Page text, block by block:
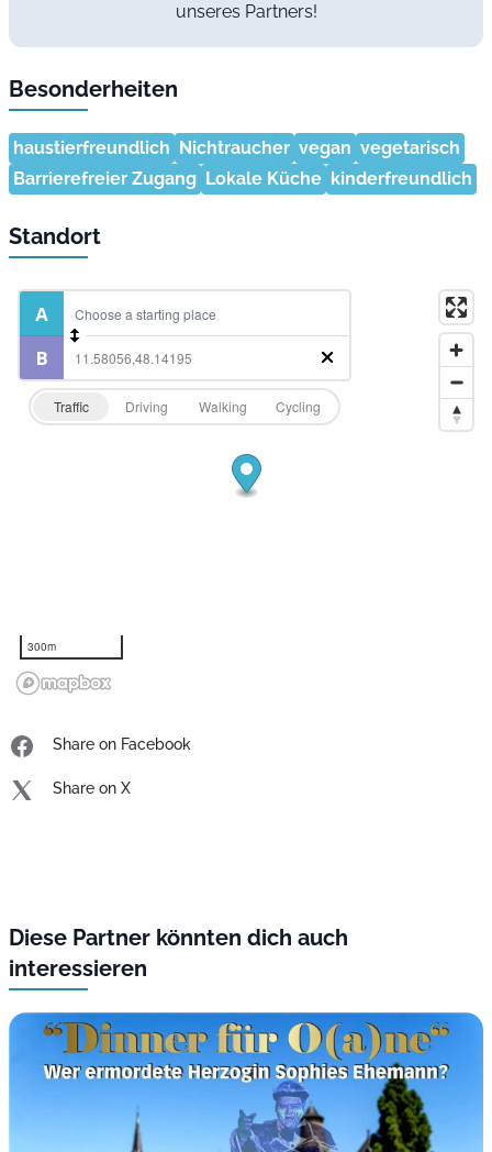
unseres Partners!
Besonderheiten
haustierfreundlich Nichtraucher vegan vegetarisch
Barrierefreier Zugang Lokale Küche kinderfreundlich
Standort
Traffic Driving Walking Cycling
300m
Share on Facebook
Share on X
Diese Partner könnten dich auch
interessieren